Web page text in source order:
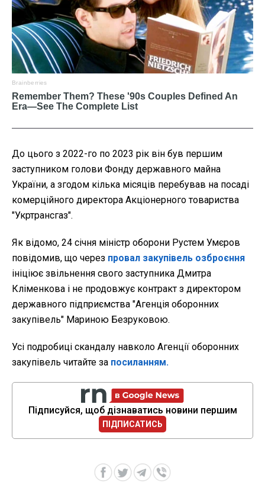
До цього з 2022-го по 2023 рік він був першим
заступником голови Фонду державного майна
України, а згодом кілька місяців перебував на посаді
комерційного директора Акціонерного товариства
"Укртрансгаз".
Як відомо, 24 січня міністр оборони Рустем Умєров
повідомив, що через провал закупівель озброєння
ініціює звільнення свого заступника Дмитра
Кліменкова і не продовжує контракт з директором
державного підприємства "Агенція оборонних
закупівель" Мариною Безруковою.
Усі подробиці скандалу навколо Агенції оборонних
закупівель читайте за посиланням.
Підписуйся, щоб дізнаватись новини першим
ПІДПИСАТИСЬ